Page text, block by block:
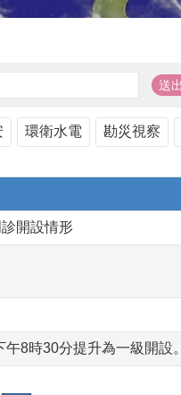
環衛水電 勘災視察
開設情形
8時30分提升為一級開設。